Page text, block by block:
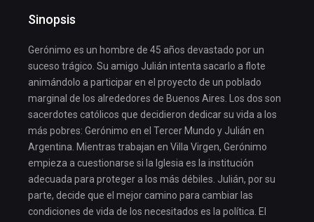
Sinopsis
Gerónimo es un hombre de 45 años devastado por un
suceso trágico. Su amigo Julián intenta sacarlo a flote
animándolo a participar en el proyecto de un poblado
marginal de los alrededores de Buenos Aires. Los dos son
sacerdotes católicos que decidieron dedicar su vida a los
más pobres: Gerónimo en el Tercer Mundo y Julián en
Argentina. Mientras trabajan en Villa Virgen, Gerónimo
empieza a cuestionarse si la Iglesia es la institución
adecuada para proteger a los más débiles. Julián, por su
parte, decide que el mejor camino para cambiar las
condiciones de vida de los necesitados es la política. El